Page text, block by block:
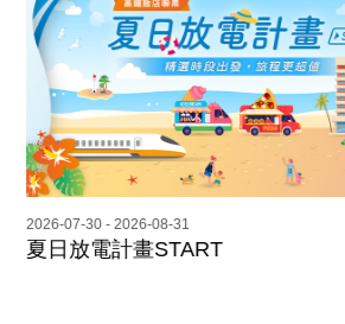
2026-07-30 - 2026-08-31
夏日放電計畫START